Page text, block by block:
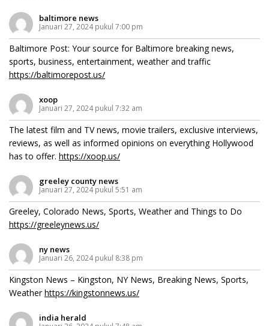
baltimore news
Januari 27, 2024 pukul 7:00 pm
Baltimore Post: Your source for Baltimore breaking news,
sports, business, entertainment, weather and traffic
https://baltimorepost.us/
xoop
Januari 27, 2024 pukul 7:32 am
The latest film and TV news, movie trailers, exclusive interviews,
reviews, as well as informed opinions on everything Hollywood
has to offer. https://xoop.us/
greeley county news
Januari 27, 2024 pukul 5:51 am
Greeley, Colorado News, Sports, Weather and Things to Do
https://greeleynews.us/
ny news
Januari 26, 2024 pukul 8:38 pm
Kingston News – Kingston, NY News, Breaking News, Sports,
Weatherhttps://kingstonnews.us/
india herald